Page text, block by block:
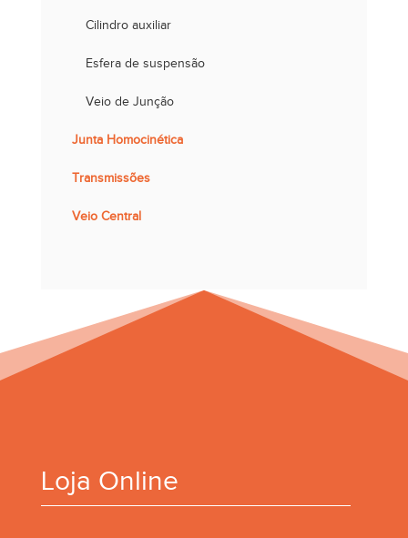
Cilindro auxiliar
Esfera de suspensão
Veio de Junção
Junta Homocinética
Transmissões
Veio Central
Loja Online